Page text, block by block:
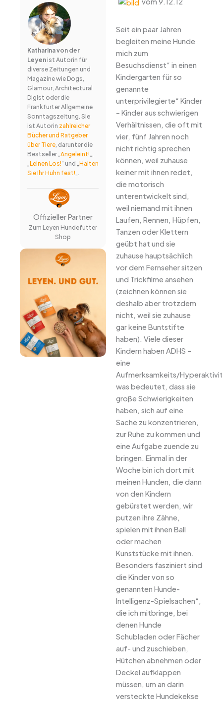
Katharina von der
Leyenist Autorin für
diverse Zeitungen und
Magazine wie Dogs,
Glamour, Architectural
Digist oder die
Frankfurter Allgemeine
Sonntagszeitung. Sie
ist Autorin zahlreicher
Bücher und Ratgeber
über Tiere, darunter die
Bestseller „Angeleint!„,
„Leinen Los!“ und „Halten
Sie Ihr Huhn fest!„.
Offizieller Partner
Zum Leyen Hundefutter
Shop
Seit ein paar Jahren
begleiten meine Hunde
mich zum
Besuchsdienst“ in einen
Kindergarten für so
genannte
unterprivilegierte“ Kinder
– Kinder aus schwierigen
Verhältnissen, die oft mit
vier, fünf Jahren noch
nicht richtig sprechen
können, weil zuhause
keiner mit ihnen redet,
die motorisch
unterentwickelt sind,
weil niemand mit ihnen
Laufen, Rennen, Hüpfen,
Tanzen oder Klettern
geübt hat und sie
zuhause hauptsächlich
vor dem Fernseher sitzen
und Trickfilme ansehen
(zeichnen können sie
deshalb aber trotzdem
nicht, weil sie zuhause
gar keine Buntstifte
haben). Viele dieser
Kindern haben ADHS –
eine
Aufmerksamkeits/
was bedeutet, dass sie
große Schwierigkeiten
haben, sich auf eine
Sache zu konzentrieren,
zur Ruhe zu kommen und
eine Aufgabe zuende zu
bringen. Einmal in der
Woche bin ich dort mit
meinen Hunden, die dann
von den Kindern
gebürstet werden, wir
putzen ihre Zähne,
spielen mit ihnen Ball
oder machen
Kunststücke mit ihnen.
Besonders fasziniert sind
die Kinder von so
genannten Hunde-
Intelligenz-Spielsachen“,
die ich mitbringe, bei
denen Hunde
Schubladen oder Fächer
auf- und zuschieben,
Hütchen abnehmen oder
Deckel aufklappen
müssen, um an darin
versteckte Hundekekse